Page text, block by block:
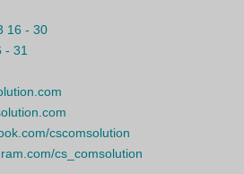
16 - 30
- 31
cscomsolution
cs_comsolution